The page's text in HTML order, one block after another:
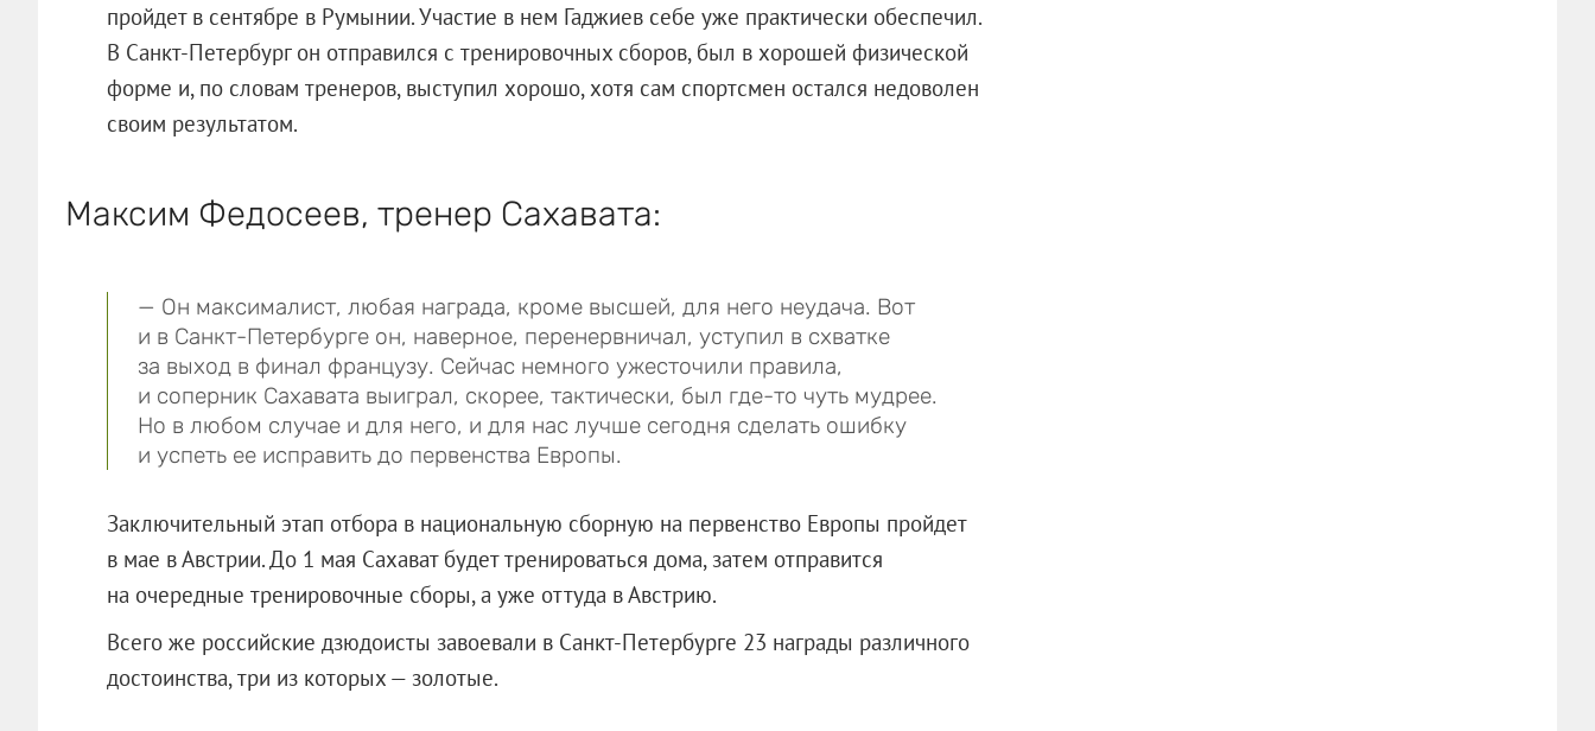
пройдет в сентябре в Румынии. Участие в нем Гаджиев себе уже практически обеспечил.
В Санкт-Петербург он отправился с тренировочных сборов, был в хорошей физической
форме и, по словам тренеров, выступил хорошо, хотя сам спортсмен остался недоволен
своим результатом.
Максим Федосеев, тренер Сахавата:
— Он максималист, любая награда, кроме высшей, для него неудача. Вот
и в Санкт-Петербурге он, наверное, перенервничал, уступил в схватке
за выход в финал французу. Сейчас немного ужесточили правила,
и соперник Сахавата выиграл, скорее, тактически, был где-то чуть мудрее.
Но в любом случае и для него, и для нас лучше сегодня сделать ошибку
и успеть ее исправить до первенства Европы.
Заключительный этап отбора в национальную сборную на первенство Европы пройдет
в мае в Австрии. До 1 мая Сахават будет тренироваться дома, затем отправится
на очередные тренировочные сборы, а уже оттуда в Австрию.
Всего же российские дзюдоисты завоевали в Санкт-Петербурге 23 награды различного
достоинства, три из которых — золотые.